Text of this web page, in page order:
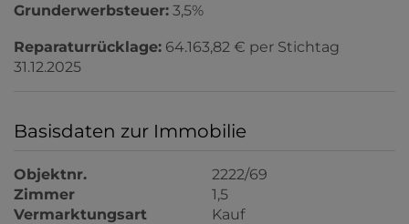
Grunderwerbsteuer: 3,5%
Reparaturrücklage: 64.163,82 € per Stichtag
31.12.2025
Basisdaten zur Immobilie
Objektnr.
2222/69
Zimmer
1,5
Vermarktungsart
Kauf